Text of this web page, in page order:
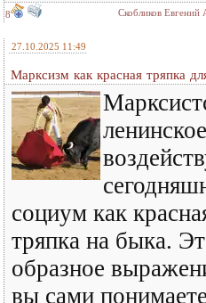
8 Скобликов Евгений
27.10.2025 11:49
Марксизм как красная тряпка
социум как
тряпка на быка.
образное
вы сами